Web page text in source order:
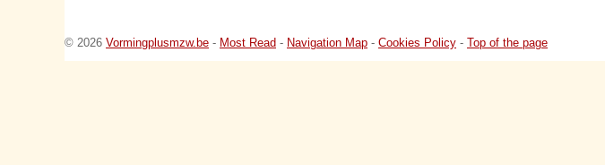
© 2026 Vormingplusmzw.be - Most Read - Navigation Map - Cookies Policy - Top of the page